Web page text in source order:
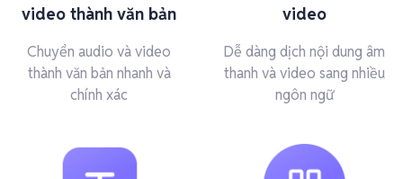
video thành văn bản
Chuyển audio và video
thành văn bản nhanh và
chính xác
video
Dễ dàng dịch nội dung âm
thanh và video sang nhiều
ngôn ngữ